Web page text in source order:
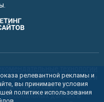
персонализации рекламы и
Используя сайт, вы
персональных данных в
релевантной рекламы и
вы принимаете условия
политике использования